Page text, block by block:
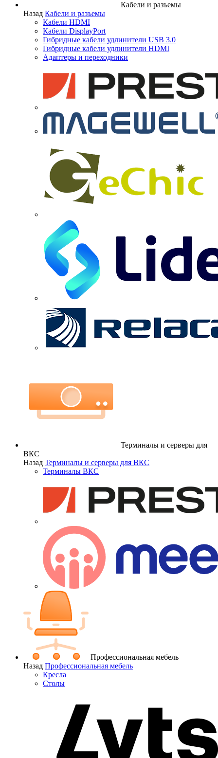
Кабели и разъемы
Назад Кабели и разъемы
Кабели HDMI
Кабели DisplayPort
Гибридные кабели удлинители USB 3.0
Гибридные кабели удлинители HDMI
Адаптеры и переходники
Терминалы и серверы для
ВКС
Назад Терминалы и серверы для ВКС
Терминалы ВКС
Профессиональная мебель
Назад Профессиональная мебель
Кресла
Столы